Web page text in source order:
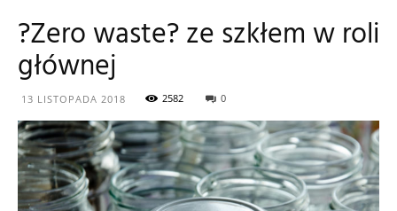
Abrys
?Zero waste? ze szkłem w roli
głównej
13 LISTOPADA 2018 2582 0